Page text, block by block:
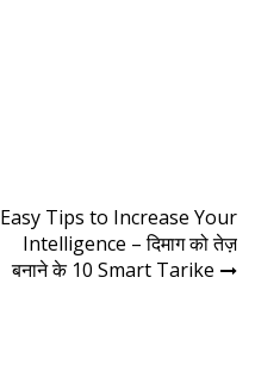
Easy Tips to Increase Your
Intelligence – दिमाग को तेज़
बनाने के 10 Smart Tarike